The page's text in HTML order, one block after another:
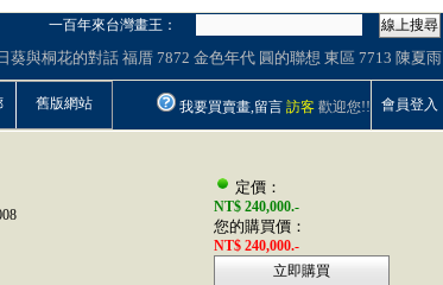
一百年來台灣畫王：
線上搜尋
葵與桐花的對話福厝 7872 金色年代 圓的聯想 東區 7713 陳夏雨
舊版網站 我要買賣畫,留言 訪客 歡迎您!! 會員登入
定價：
NT$ 240,000.-
您的購買價：
NT$ 240,000.-
立即購買